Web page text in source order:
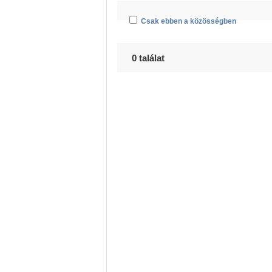
Csak ebben a közösségben
0 találat